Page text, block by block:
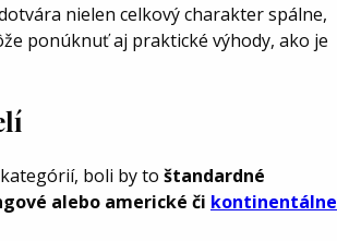
nielen celkový charakter spálne,
ponúknuť aj praktické výhody, ako je
boli by to štandardné
alebo americké či kontinentálne